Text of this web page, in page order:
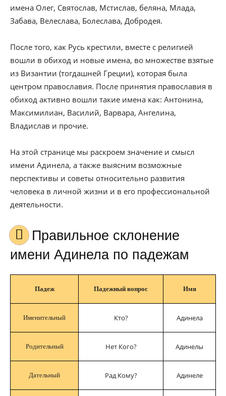
имена Олег, Святослав, Мстислав, беляна, Млада,
Забава, Велеслава, Болеслава, Добродея.
После того, как Русь крестили, вместе с религией
вошли в обиход и новые имена, во множестве взятые
из Византии (тогдашней Греции), которая была
центром православия. После принятия православия в
обиход активно вошли такие имена как: Антонина,
Максимилиан, Василий, Варвара, Ангелина,
Владислав и прочие.
На этой странице мы раскроем значение и смысл
имени Адинела, а также выясним возможные
перспективы и советы относительно развития
человека в личной жизни и в его профессиональной
деятельности.
Правильное склонение
имени Адинела по падежам
Падеж Падежный вопрос Имя
Именительный Кто? Адинела
Родительный Нет Кого? Адинелы
Дательный Рад Кому? Адинеле